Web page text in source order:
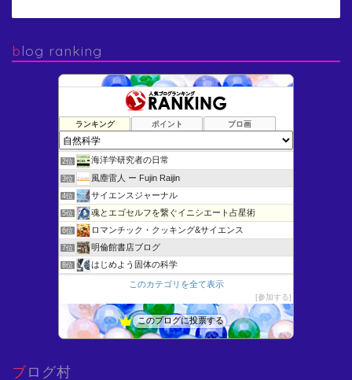
blog ranking
ランキング ポイント ブロ画
1位 けむさん 化学情報センター
2位 海洋学研究者の日常
3位 風塵雷人 ー Fujin Raijin
4位 サイエンスジャーナル
5位 魂とエゴセルフを繋ぐイニシエート占星術
6位 ロマンチック・クッキング&サイエンス
7位 明倫館書店ブログ
8位 はじめよう固体の科学
11位 猫が1匹おりま“した”
未確認生物 目撃情報！
14位
このカテゴリを全て表示
参加する
このブログに投票する
ブログ村